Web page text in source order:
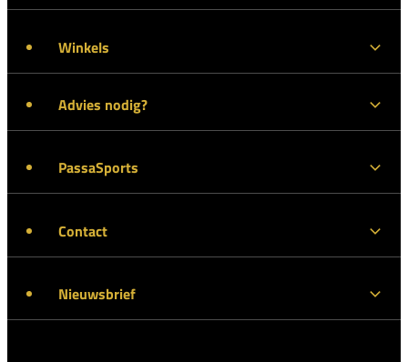
Winkels
Advies nodig?
PassaSports
Contact
Nieuwsbrief